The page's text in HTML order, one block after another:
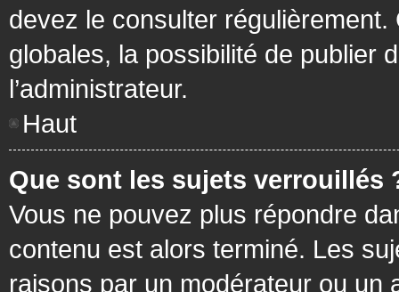
devez le consulter
globales, la possibilité de publier
l’administrateur.
Haut
Que sont les sujets verrouillés
Vous ne pouvez plus répondre
contenu est alors terminé. Les
raisons par un modérateur ou un